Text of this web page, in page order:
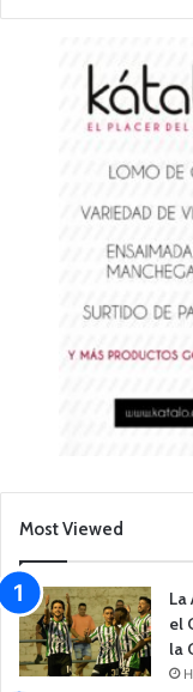
Most Viewed
La
el
la